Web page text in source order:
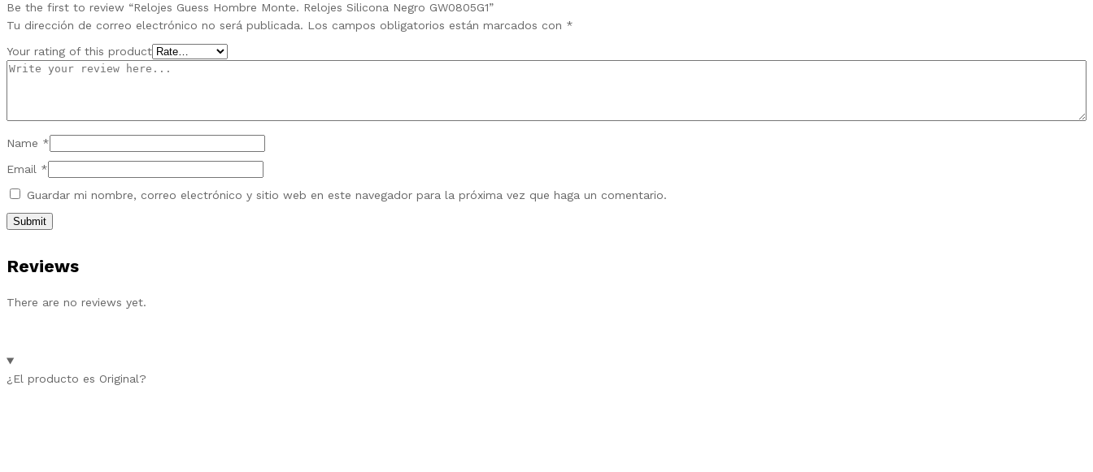
Be the first to review “Relojes Guess Hombre Monte. Relojes Silicona Negro GW0805G1”
Tu dirección de correo electrónico no será publicada. Los campos obligatorios están marcados con *
Your rating of this product
Name *
Email *
Guardar mi nombre, correo electrónico y sitio web en este navegador para la próxima vez que haga un comentario.
Reviews
There are no reviews yet.
¿El producto es Original?